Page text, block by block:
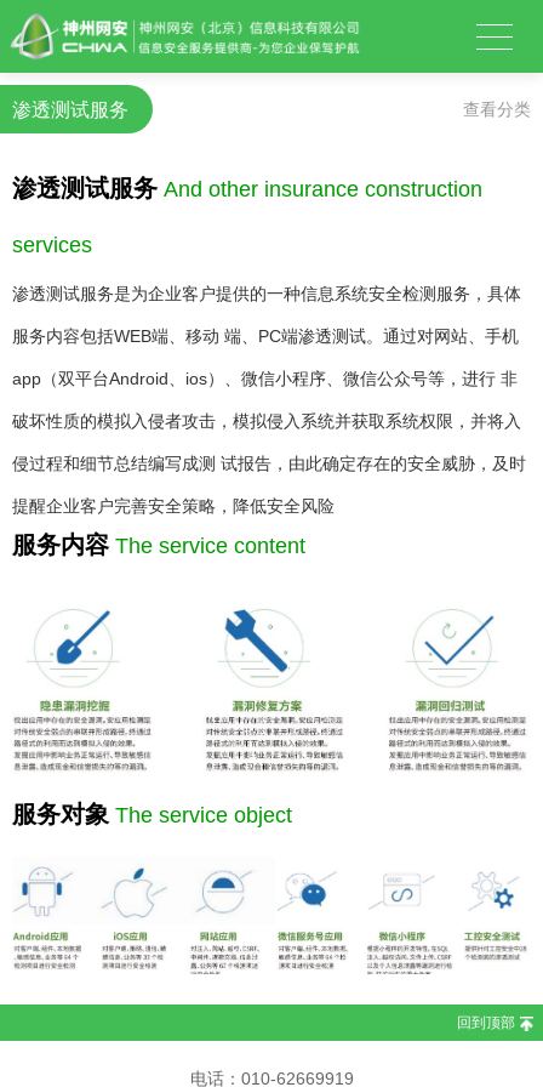
渗透测试服务 查看分类
渗透测试服务 And other insurance construction
services
渗透测试服务是为企业客户提供的一种信息系统安全检测服务，具体
服务内容包括WEB端、移动 端、PC端渗透测试。通过对网站、手机
app（双平台Android、ios）、微信小程序、微信公众号等，进行 非
破坏性质的模拟入侵者攻击，模拟侵入系统并获取系统权限，并将入
侵过程和细节总结编写成测 试报告，由此确定存在的安全威胁，及时
提醒企业客户完善安全策略，降低安全风险
服务内容 The service content
服务对象 The service object
回到顶部
电话：010-62669919